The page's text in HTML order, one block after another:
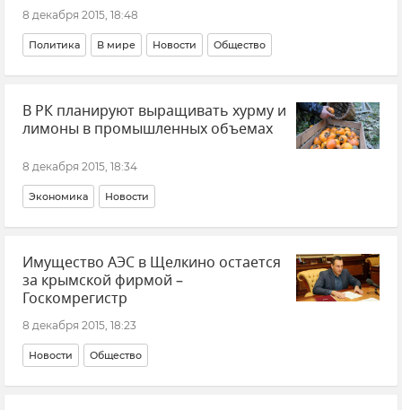
8 декабря 2015, 18:48
Политика В мире Новости Общество
В РК планируют выращивать хурму и
лимоны в промышленных объемах
8 декабря 2015, 18:34
Экономика Новости
Имущество АЭС в Щелкино остается
за крымской фирмой –
Госкомрегистр
8 декабря 2015, 18:23
Новости Общество